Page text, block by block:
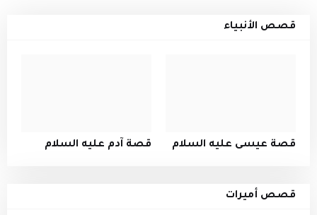
قصص الأنبياء
قصة عيسى عليه السلام قصة آدم عليه السلام
قصص أميرات